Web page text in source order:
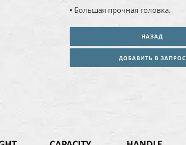
▪ Большая прочная головка.
НАЗАД
ДОБАВИТЬ В ЗАПРОС